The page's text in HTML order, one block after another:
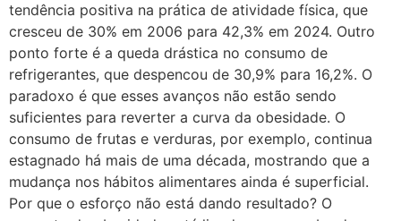
tendência positiva na prática de atividade física, que
cresceu de 30% em 2006 para 42,3% em 2024. Outro
ponto forte é a queda drástica no consumo de
refrigerantes, que despencou de 30,9% para 16,2%. O
paradoxo é que esses avanços não estão sendo
suficientes para reverter a curva da obesidade. O
consumo de frutas e verduras, por exemplo, continua
estagnado há mais de uma década, mostrando que a
mudança nos hábitos alimentares ainda é superficial.
Por que o esforço não está dando resultado? O